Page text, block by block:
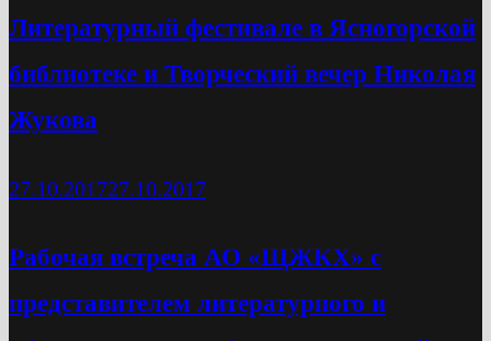
Литературный фестивале в Ясногорской
библиотеке и Творческий вечер Николая
Жукова
27.10.201727.10.2017
Рабочая встреча АО «ЩЖКХ» с
представителем литературного и